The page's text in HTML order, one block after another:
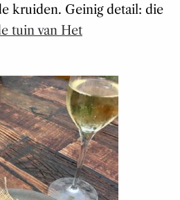
kruiden. Geinig detail: die
tuin van Het